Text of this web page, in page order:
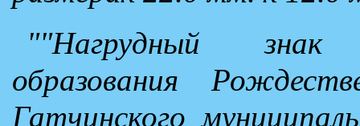
""Нагрудный знак
образования
Гатчинского